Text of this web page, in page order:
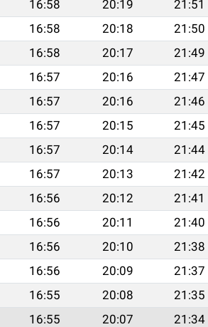
16:58 20:19
21:51
16:58 20:18
21:50
16:58 20:17
21:49
16:57 20:16
21:47
16:57 20:16
21:46
16:57 20:15
21:45
16:57 20:14
21:44
16:57 20:13
21:42
16:56 20:12
21:41
16:56 20:11
21:40
16:56 20:10
21:38
16:56 20:09
21:37
16:55 20:08
21:35
16:55 20:07
21:34